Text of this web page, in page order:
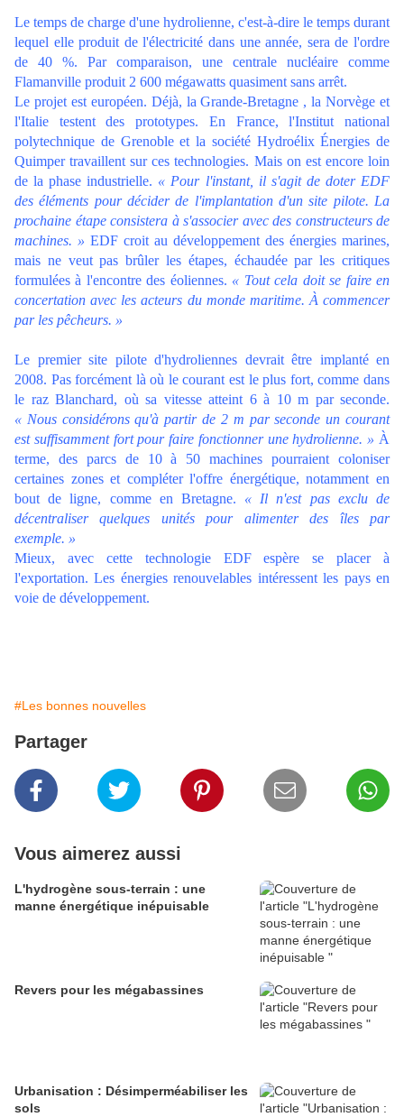
Le temps de charge d'une hydrolienne, c'est-à-dire le temps durant
lequel elle produit de l'électricité dans une année, sera de l'ordre
de 40 %. Par comparaison, une centrale nucléaire comme
Flamanville produit 2 600 mégawatts quasiment sans arrêt.
Le projet est européen. Déjà, la Grande-Bretagne , la Norvège et
l'Italie testent des prototypes. En France, l'Institut national
polytechnique de Grenoble et la société Hydroélix Énergies de
Quimper travaillent sur ces technologies. Mais on est encore loin
de la phase industrielle. « Pour l'instant, il s'agit de doter EDF
des éléments pour décider de l'implantation d'un site pilote. La
prochaine étape consistera à s'associer avec des constructeurs de
machines. » EDF croit au développement des énergies marines,
mais ne veut pas brûler les étapes, échaudée par les critiques
formulées à l'encontre des éoliennes. « Tout cela doit se faire en
concertation avec les acteurs du monde maritime. À commencer
par les pêcheurs. »
Le premier site pilote d'hydroliennes devrait être implanté en
2008. Pas forcément là où le courant est le plus fort, comme dans
le raz Blanchard, où sa vitesse atteint 6 à 10 m par seconde.
« Nous considérons qu'à partir de 2 m par seconde un courant
est suffisamment fort pour faire fonctionner une hydrolienne. » À
terme, des parcs de 10 à 50 machines pourraient coloniser
certaines zones et compléter l'offre énergétique, notamment en
bout de ligne, comme en Bretagne. « Il n'est pas exclu de
décentraliser quelques unités pour alimenter des îles par
exemple. »
Mieux, avec cette technologie EDF espère se placer à
l'exportation. Les énergies renouvelables intéressent les pays en
voie de développement.
#Les bonnes nouvelles
Partager
Vous aimerez aussi
L'hydrogène sous-terrain : une
manne énergétique inépuisable
Revers pour les mégabassines
Urbanisation : Désimperméabiliser les
sols